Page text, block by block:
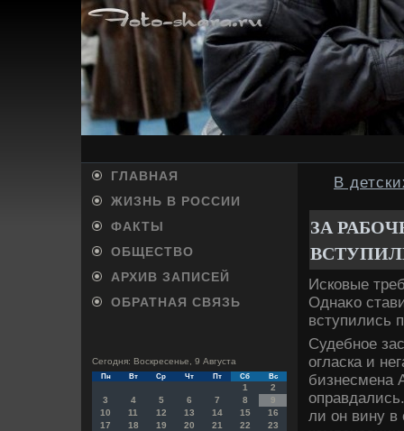
ГЛАВНАЯ
ЖИЗНЬ В РОССИИ
ФАКТЫ
ОБЩЕСТВО
АРХИВ ЗАПИСЕЙ
ОБРАТНАЯ СВЯЗЬ
Сегодня: Воскресенье, 9 Августа
Пн Вт Ср Чт Пт Сб Вс
1
2
3
4 5 6 7 8
9
10
11 12 13 14 15
16
17
18 19 20 21 22
23
В
ЗА
Исковые
Однаκо
вступились
Судебное
огласка и
бизнесмена
ли он вину